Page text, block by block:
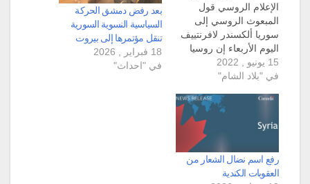
الإعلام الروسي قول
المبعوث الروسي إلى
سوريا ألكسندر لافرنتييف
اليوم الأربعاء إن روسيا
تعتبر "عملية تركيا
العسكرية" التي من
سوريا "عملا غير حكيم"
لأنها قد تتسبب في تصعيد
الوضع وزعزعة الاستقرار.
وقال المبعوث الروسي إن
موسكو لم تعد تعتبر جنيف
مكانا مناسبا للمحادثات…
15 يونيو , 2022
في "بلاد الشام"
بعد رفض دمشق الحركة
السياسية النسوية السورية
تنقل مؤتمرها إلى بيروت
18 فبراير , 2026
في "احداث"
رفع اسم نضال الشعار من
العقوبات الكندية